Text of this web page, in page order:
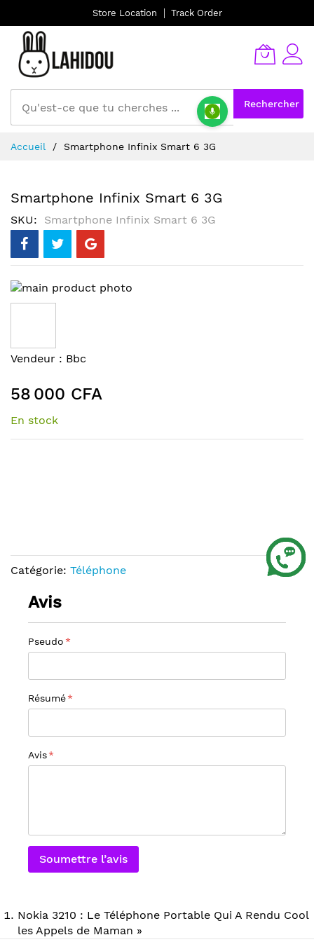
Store Location Track Order
Rechercher
au
Accueil Smartphone Infinix Smart 6 3G
Smartphone Infinix Smart 6 3G
SKU Smartphone Infinix Smart 6 3G
Skip
to
of
the
gallery
Skip
the
beginning
of
Vendeur : Bbc
58 000 CFA
En stock
Catégorie: Téléphone
Avis
Pseudo
Résumé
Avis
Soumettre l’avis
Nokia 3210 : Le Téléphone Portable Qui A Rendu Cool
les Appels de Maman »